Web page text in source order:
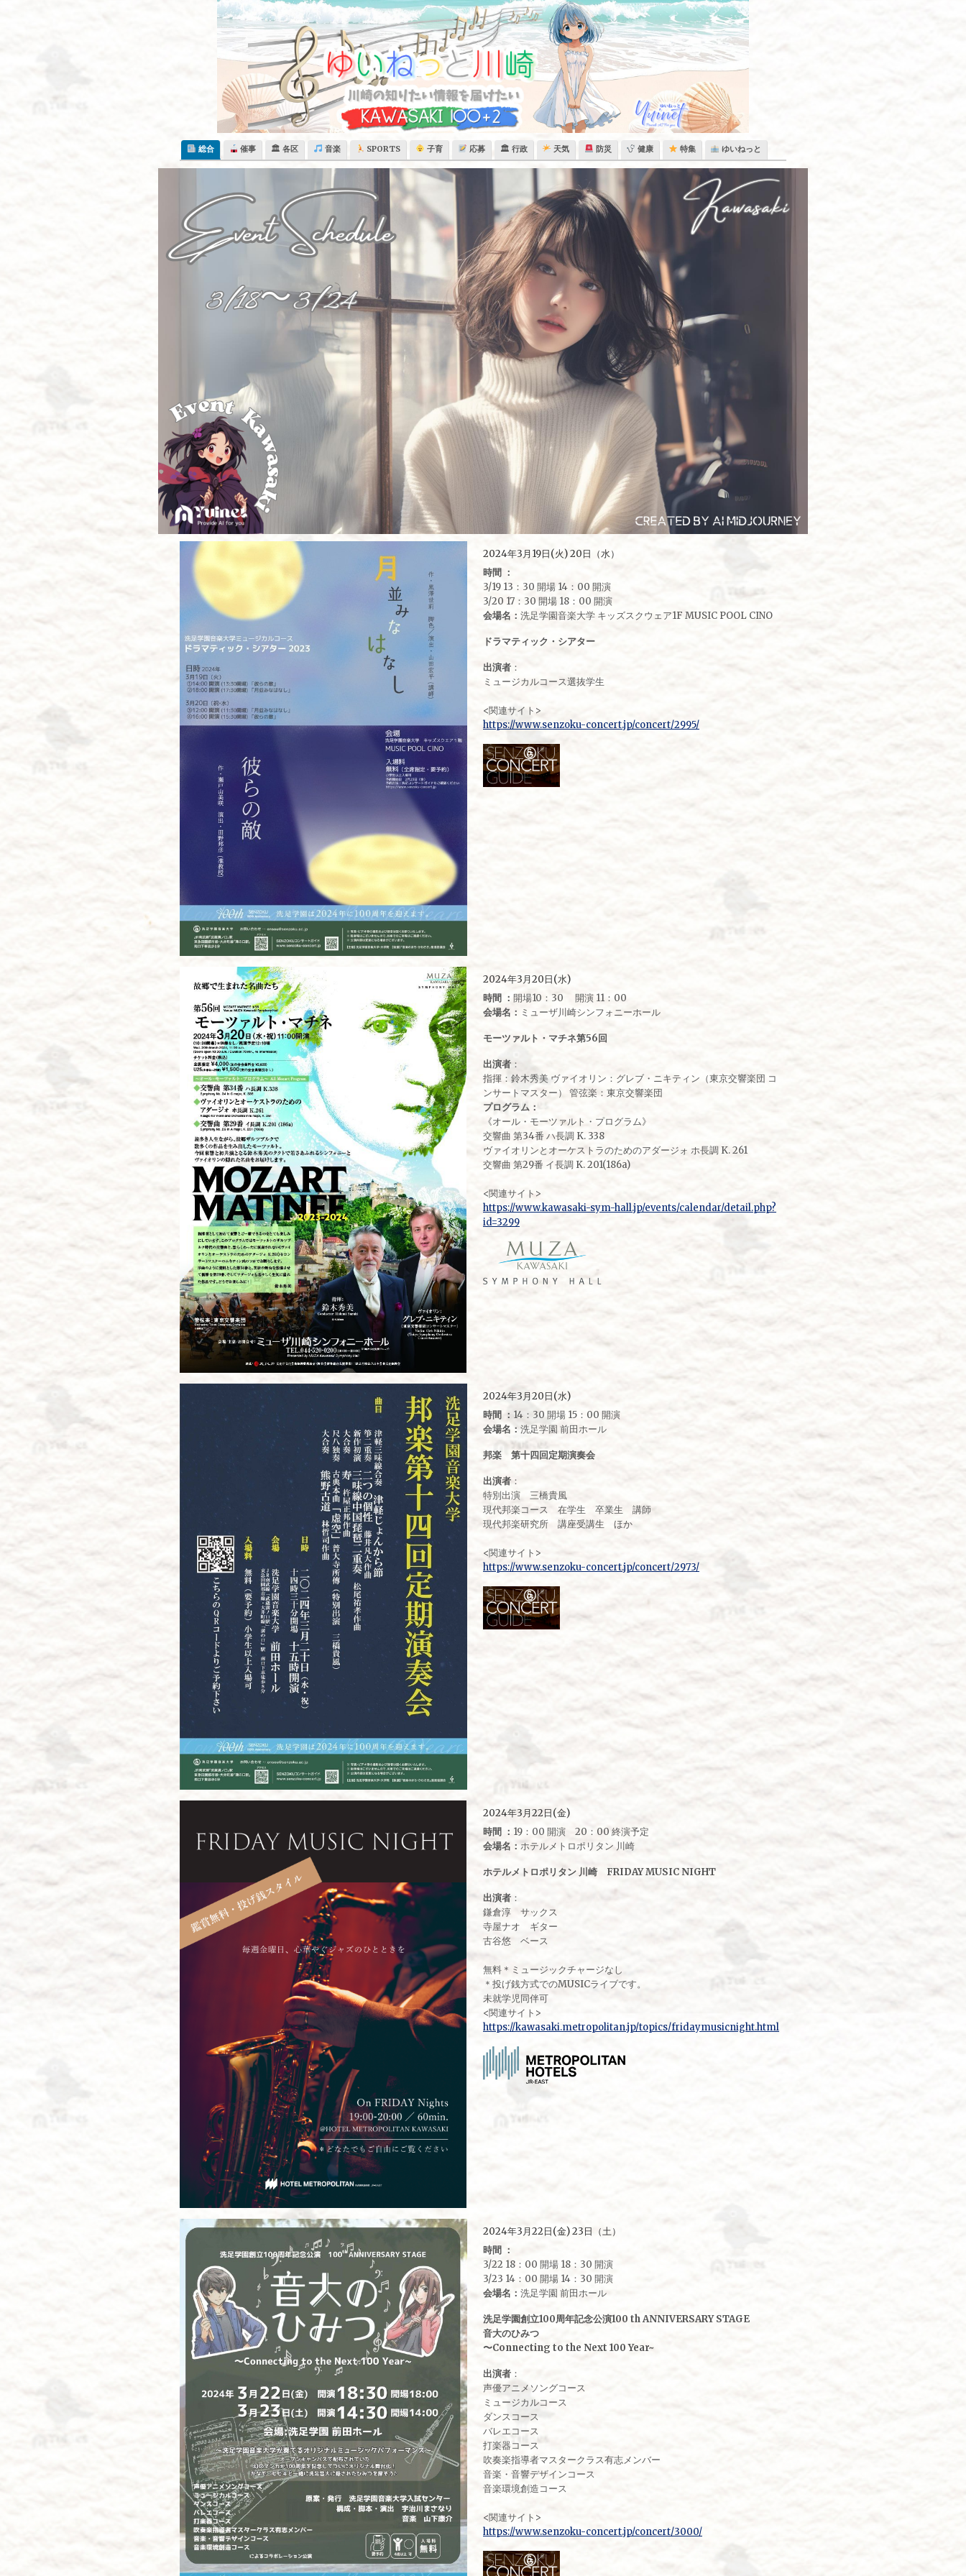
総合 催事 🏛 各区 音楽 SPORTS 子育 応募 🏛 行政 天気 防災 健康 特集 ゆいねっと
2024年3月19日(火) 20日（水）
時間 ：
3/19 13：30 開場 14：00 開演
3/20 17：30 開場 18：00 開演
会場名： 洗足学園音楽大学 キッズスクウェア1F MUSIC POOL CINO
ドラマティック・シアター
出演者：
ミュージカルコース選抜学生
<関連サイト>
https://www.senzoku-concert.jp/concert/2995/
2024年3月20日(水)
時間 ： 開場10：30 開演 11：00
会場名： ミューザ川崎シンフォニーホール
モーツァルト・マチネ第56回
出演者：
指揮：鈴木秀美 ヴァイオリン：グレブ・ニキティン（東京交響楽団 コ
ンサートマスター） 管弦楽：東京交響楽団
プログラム：
《オール・モーツァルト・プログラム》
交響曲 第34番 ハ長調 K. 338
ヴァイオリンとオーケストラのためのアダージォ ホ長調 K. 261
交響曲 第29番 イ長調 K. 201(186a)
<関連サイト>
https://www.kawasaki-sym-hall.jp/events/calendar/detail.php?
id=3299
2024年3月20日(水)
時間 ： 14：30 開場 15：00 開演
会場名： 洗足学園 前田ホール
邦楽 第十四回定期演奏会
出演者：
特別出演 三橋貴風
現代邦楽コース 在学生 卒業生 講師
現代邦楽研究所 講座受講生 ほか
<関連サイト>
https://www.senzoku-concert.jp/concert/2973/
2024年3月22日(金)
時間 ： 19：00 開演 20：00 終演予定
会場名： ホテルメトロポリタン 川崎
ホテルメトロポリタン 川崎 FRIDAY MUSIC NIGHT
出演者：
鎌倉淳 サックス
寺屋ナオ ギター
古谷悠 ベース
無料＊ミュージックチャージなし
＊投げ銭方式でのMUSICライブです。
未就学児同伴可
<関連サイト>
https://kawasaki.metropolitan.jp/topics/fridaymusicnight.html
2024年3月22日(金) 23日（土）
時間 ：
3/22 18：00 開場 18：30 開演
3/23 14：00 開場 14：30 開演
会場名： 洗足学園 前田ホール
洗足学園創立100周年記念公演100 th ANNIVERSARY STAGE
音大のひみつ
〜Connecting to the Next 100 Year~
出演者：
声優アニメソングコース
ミュージカルコース
ダンスコース
バレエコース
打楽器コース
吹奏楽指導者マスタークラス有志メンバー
音楽・音響デザインコース
音楽環境創造コース
<関連サイト>
https://www.senzoku-concert.jp/concert/3000/